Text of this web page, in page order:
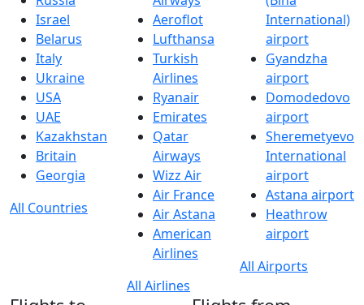
Israel
Belarus
Italy
Ukraine
USA
UAE
Kazakhstan
Britain
Georgia
All Countries
Aeroflot
Lufthansa
Turkish
Airlines
Ryanair
Emirates
Qatar
Airways
Wizz Air
Air France
Air Astana
American
Airlines
All Airlines
International)
airport
Gyandzha
airport
Domodedovo
airport
Sheremetyevo
International
airport
Astana airport
Heathrow
airport
All Airports